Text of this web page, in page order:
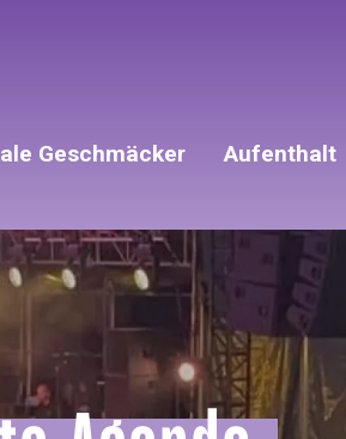
Geschmäcker Aufenthalt